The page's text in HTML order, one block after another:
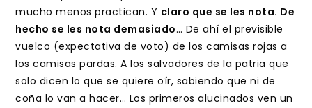
mucho menos practican. Y claro que se les nota. De
hecho se les nota demasiado… De ahí el previsible
vuelco (expectativa de voto) de los camisas rojas a
los camisas pardas. A los salvadores de la patria que
solo dicen lo que se quiere oír, sabiendo que ni de
coña lo van a hacer… Los primeros alucinados ven un